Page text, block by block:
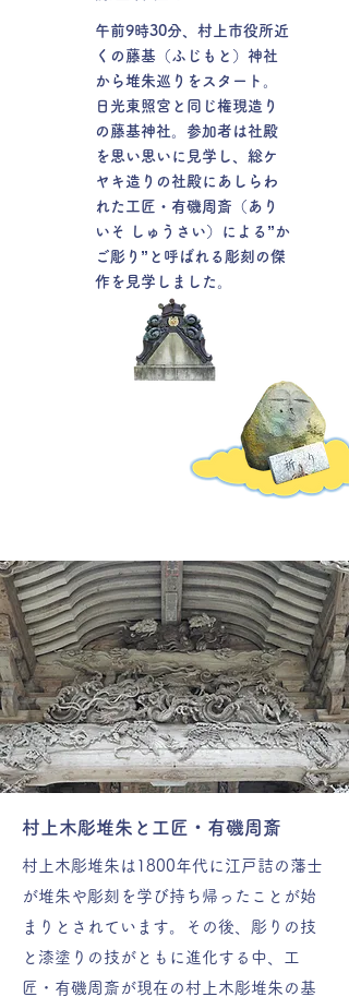
午前9時30分、村上市役所近
くの藤基（ふじもと）神社
から堆朱巡りをスタート。
日光東照宮と同じ権現造り
の藤基神社。参加者は社殿
を思い思いに見学し、総ケ
ヤキ造りの社殿にあしらわ
れた工匠・有磯周斎（あり
いそ しゅうさい）による”か
ご彫り”と呼ばれる彫刻の傑
作を見学しました。
村上木彫堆朱と工匠・有磯周斎
村上木彫堆朱は1800年代に江戸詰の藩士
が堆朱や彫刻を学び持ち帰ったことが始
まりとされています。その後、彫りの技
と漆塗りの技がともに進化する中、工
匠・有磯周斎が現在の村上木彫堆朱の基